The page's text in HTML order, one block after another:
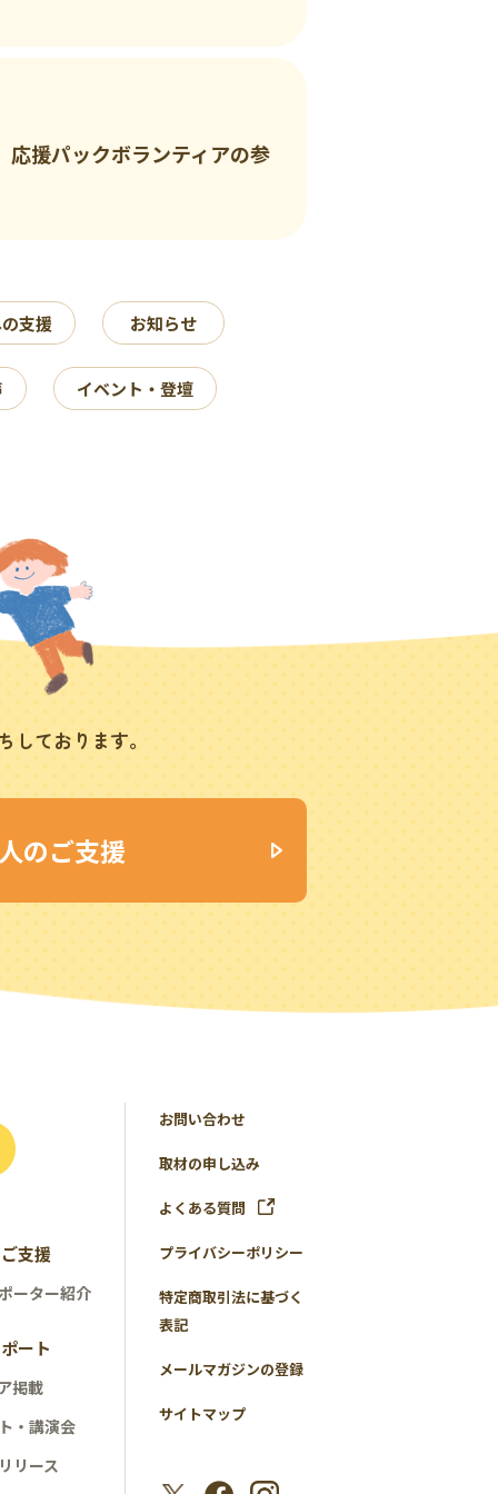
応援パックボランティアの参
支援 お知らせ
イベント・登壇
しております。
のご支援
支援
ーター紹介
ート
掲載
・講演会
リース
お問い合わせ
取材の申し込み
よくある質問
プライバシーポリシー
特定商取引法に基づく
表記
メールマガジンの登録
サイトマップ